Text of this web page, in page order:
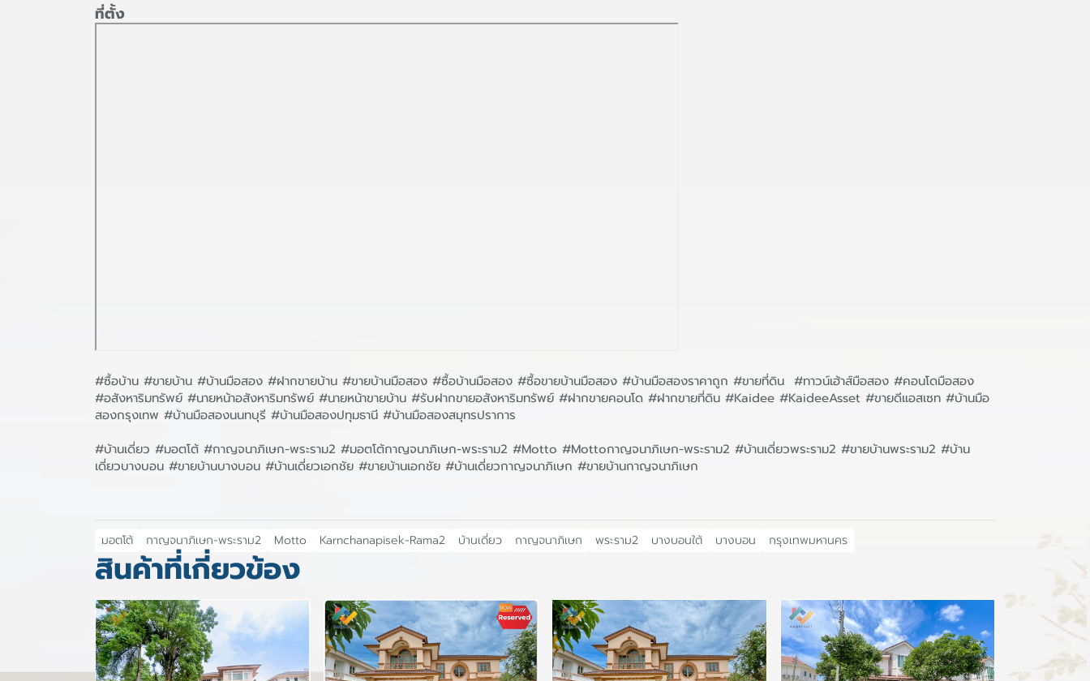
ที่ตั้ง
#ซื้อบ้าน #ขายบ้าน #บ้านมือสอง #ฝากขายบ้าน #ขายบ้านมือสอง #ซื้อบ้านมือสอง #ซื้อขายบ้านมือสอง #บ้านมือสองราคาถูก #ขายที่ดิน #ทาวน์เฮ้าส์มือสอง #คอนโดมือสอง
#อสังหาริมทรัพย์ #นายหน้าอสังหาริมทรัพย์ #นายหน้าขายบ้าน #รับฝากขายอสังหาริมทรัพย์ #ฝากขายคอนโด #ฝากขายที่ดิน #Kaidee #KaideeAsset #ขายดีแอสเซท #บ้านมือ
สองกรุงเทพ #บ้านมือสองนนทบุรี #บ้านมือสองปทุมธานี #บ้านมือสองสมุทรปราการ
#บ้านเดี่ยว #มอตโต้ #กาญจนาภิเษก-พระราม2 #มอตโต้กาญจนาภิเษก-พระราม2 #Motto #Mottoกาญจนาภิเษก-พระราม2 #บ้านเดี่ยวพระราม2 #ขายบ้านพระราม2 #บ้าน
เดี่ยวบางบอน #ขายบ้านบางบอน #บ้านเดี่ยวเอกชัย #ขายบ้านเอกชัย #บ้านเดี่ยวกาญจนาภิเษก #ขายบ้านกาญจนาภิเษก
มอตโต้ กาญจนาภิเษก-พระราม2 Motto Karnchanapisek-Rama2 บ้านเดี่ยว กาญจนาภิเษก พระราม2 บางบอนใต้ บางบอน กรุงเทพมหานคร
สินค้าที่เกี่ยวข้อง